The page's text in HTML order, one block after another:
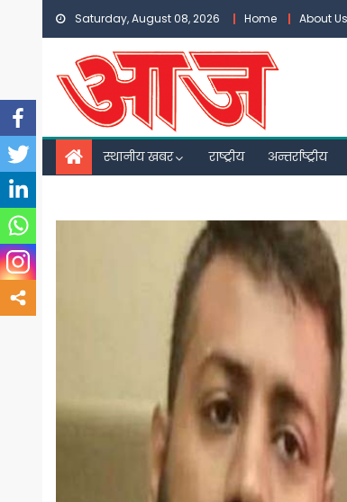
Skip
content
Saturday, August 08, 2026 Home About Us
स्थानीय खबर राष्ट्रीय अन्तर्राष्ट्रीय